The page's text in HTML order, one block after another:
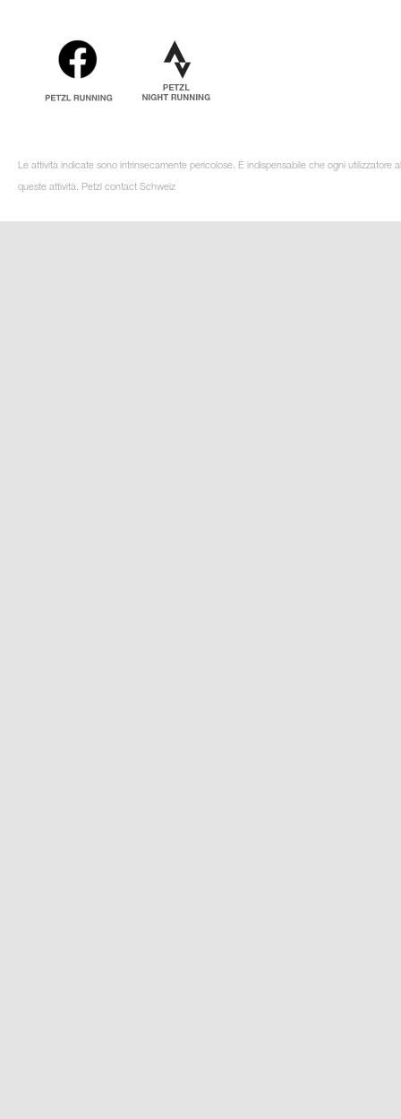
Le attività indicate sono intrinsecamente pericolose. È indispensabile che ogni utilizzatore
queste attività. Petzl contact Schweiz